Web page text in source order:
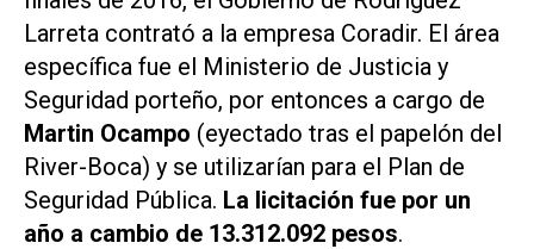
Larreta contrató a la empresa Coradir. El área
específica fue el Ministerio de Justicia y
Seguridad porteño, por entonces a cargo de
Martin Ocampo (eyectado tras el papelón del
River-Boca) y se utilizarían para el Plan de
Seguridad Pública. La licitación fue por un
año a cambio de 13.312.092 pesos.